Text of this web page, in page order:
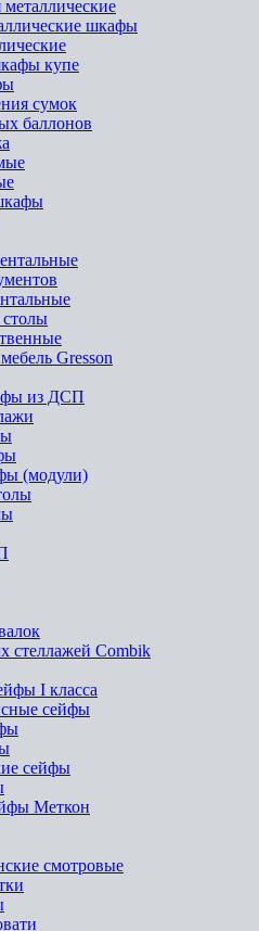
шкафы
купе
сумок
баллонов
столы
Gresson
из ДСП
(модули)
стеллажей Combik
I класса
сейфы
сейфы
Меткон
смотровые